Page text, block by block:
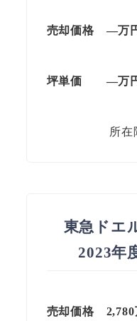
売却価格 —
坪単価 —万
所
東急ドエ
2023年
売却価格